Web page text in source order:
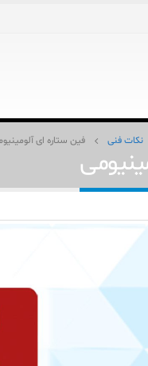
نکات فنی فین ستاره ای